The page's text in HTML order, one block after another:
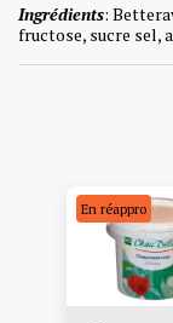
Ingrédients:
fructose, sucre sel,
En réappro